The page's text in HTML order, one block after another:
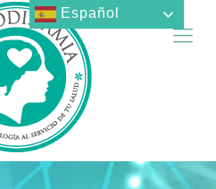
Español